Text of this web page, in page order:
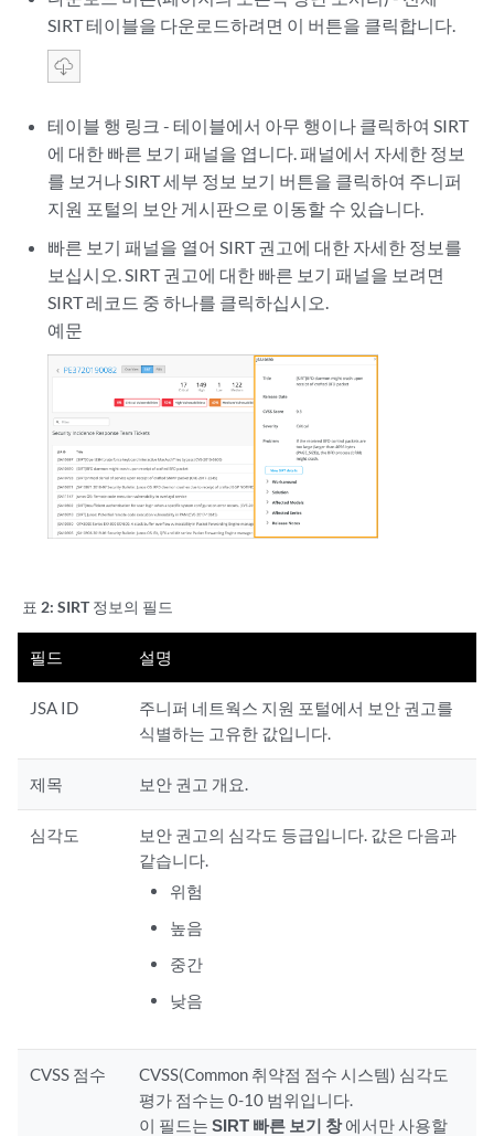
SIRT 테이블을 다운로드하려면 이 버튼을 클릭합니다.
테이블 행 링크 - 테이블에서 아무 행이나 클릭하여 SIRT
에 대한 빠른 보기 패널을 엽니다. 패널에서 자세한 정보
를 보거나 SIRT 세부 정보 보기 버튼을 클릭하여 주니퍼
지원 포털의 보안 게시판으로 이동할 수 있습니다.
빠른 보기 패널을 열어 SIRT 권고에 대한 자세한 정보를
보십시오. SIRT 권고에 대한 빠른 보기 패널을 보려면
SIRT 레코드 중 하나를 클릭하십시오.
예문
표 2: SIRT 정보의 필드
필드 설명
JSA ID
주니퍼 네트웍스 지원 포털에서 보안 권고를
식별하는 고유한 값입니다.
제목 보안 권고 개요.
심각도
보안 권고의 심각도 등급입니다. 값은 다음과
같습니다.
위험
높음
중간
낮음
CVSS 점수
CVSS(Common 취약점 점수 시스템) 심각도
평가 점수는 0-10 범위입니다.
이 필드는SIRT 빠른 보기 창에서만 사용할